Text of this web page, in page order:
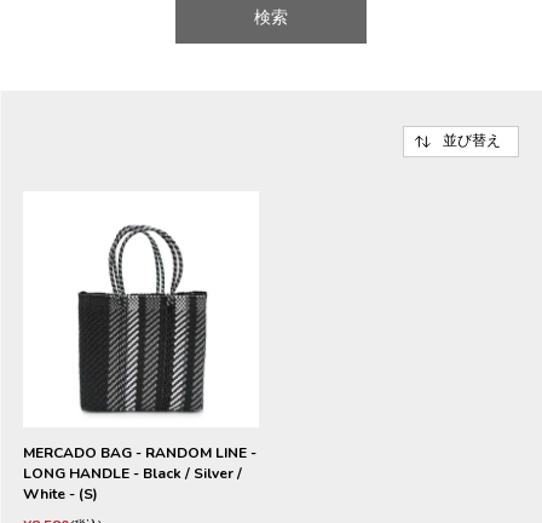
検索
並び替え
MERCADO BAG - RANDOM LINE -
LONG HANDLE - Black / Silver /
White - (S)